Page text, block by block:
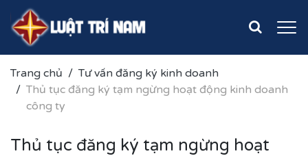
Trang chủ
Tư vấn đăng ký kinh doanh
Thủ tục đăng ký tạm ngừng hoạt động kinh doanh
công ty
Thủ tục đăng ký tạm ngừng hoạt